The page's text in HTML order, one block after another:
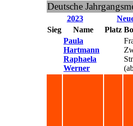
Deutsche
2023
Sieg
Name Platz
Paula
Hartmann
Raphaela
Werner